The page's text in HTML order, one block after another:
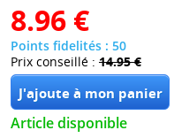
8.96 €
Points fidelités : 50
Prix conseillé : 14.95 €
Article disponible